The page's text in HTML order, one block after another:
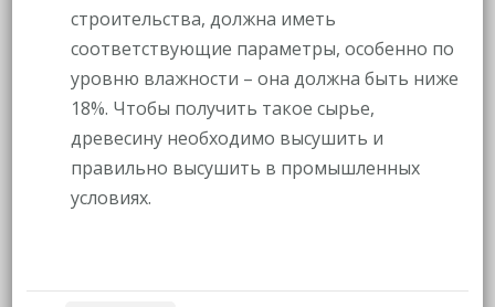
строительства, должна иметь
соответствующие параметры, особенно по
уровню влажности – она должна быть ниже
18%. Чтобы получить такое сырье,
древесину необходимо высушить и
правильно высушить в промышленных
условиях.